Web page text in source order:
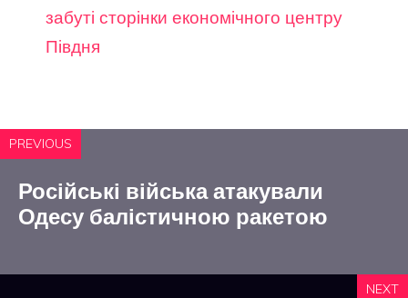
забуті сторінки економічного центру
Півдня
PREVIOUS
Російські війська атакували
Одесу балістичною ракетою
NEXT